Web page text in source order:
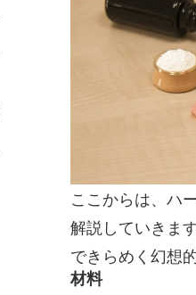
ここからは、ハ
解説していきま
できらめく幻想
材料